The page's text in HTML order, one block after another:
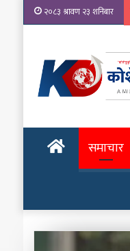
२०८३ श्रावण २३ शनिबार
होमपेजसमाचार